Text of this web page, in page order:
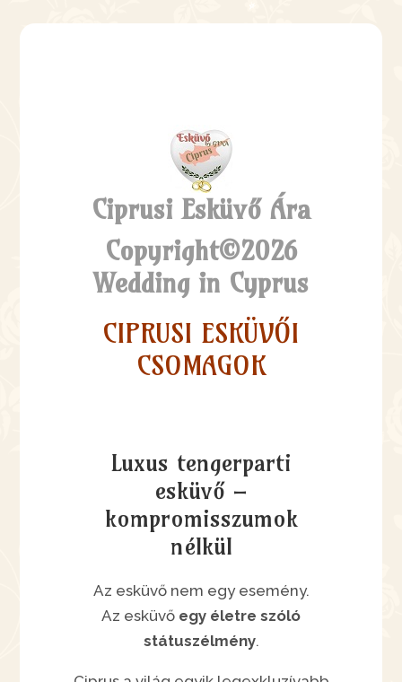
Ciprusi Esküvő Ára
Copyright©2026
Wedding in Cyprus
CIPRUSI ESKÜVŐI
CSOMAGOK
Luxus tengerparti
esküvő –
kompromisszumok
nélkül
Az esküvő nem egy esemény.
Az esküvő egy életre szóló
státuszélmény.